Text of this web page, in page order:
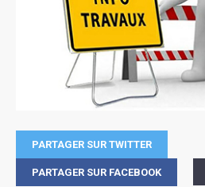
PARTAGER SUR TWITTER
PARTAGER SUR FACEBOOK